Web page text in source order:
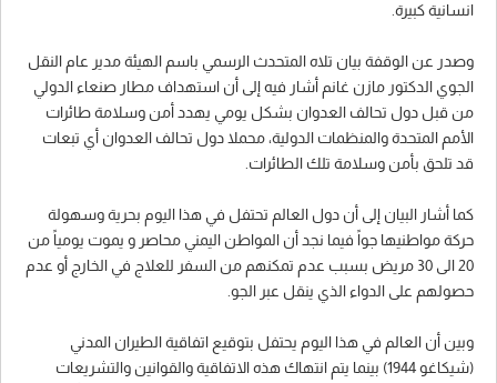
انسانية كبيرة.
وصدر عن الوقفة بيان تلاه المتحدث الرسمي باسم الهيئة مدير عام النقل
الجوي الدكتور مازن غانم أشار فيه إلى أن استهداف مطار صنعاء الدولي
من قبل دول تحالف العدوان بشكل يومي يهدد أمن وسلامة طائرات
الأمم المتحدة والمنظمات الدولية، محملا دول تحالف العدوان أي تبعات
قد تلحق بأمن وسلامة تلك الطائرات.
كما أشار البيان إلى أن دول العالم تحتفل في هذا اليوم بحرية وسهولة
حركة مواطنيها جواً فيما نجد أن المواطن اليمني محاصر و يموت يومياً من
20 الى 30 مريض بسبب عدم تمكنهم من السفر للعلاج في الخارج أو عدم
حصولهم على الدواء الذي ينقل عبر الجو.
وبين أن العالم في هذا اليوم يحتفل بتوقيع اتفاقية الطيران المدني
(شيكاغو 1944) بينما يتم انتهاك هذه الاتفاقية والقوانين والتشريعات